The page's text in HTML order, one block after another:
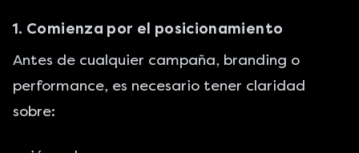
1. Comienza por el posicionamiento
Antes de cualquier campaña, branding o
performance, es necesario tener claridad
sobre: